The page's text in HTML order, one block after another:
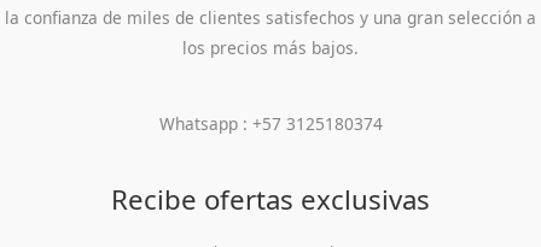
la confianza de miles de clientes satisfechos y una gran selección a
los precios más bajos.
Whatsapp : +57 3125180374
Recibe ofertas exclusivas